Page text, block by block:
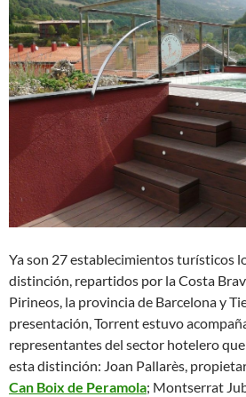
Ya son 27 establecimientos turísticos
distinción, repartidos por la Costa
Pirineos, la provincia de Barcelona y
presentación, Torrent estuvo
representantes del sector hotelero
esta distinción: Joan Pallarès,
Can Boix de Peramola; Montserrat